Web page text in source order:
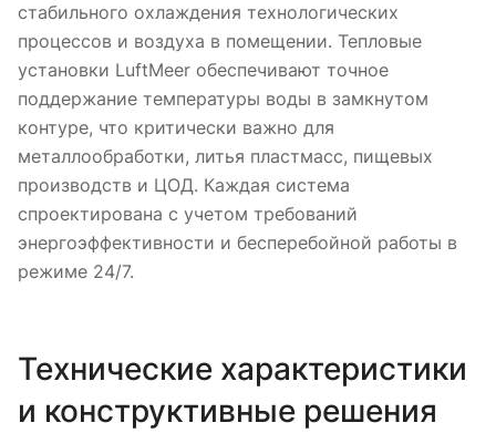
стабильного охлаждения технологических
процессов и воздуха в помещении. Тепловые
установки LuftMeer обеспечивают точное
поддержание температуры воды в замкнутом
контуре, что критически важно для
металлообработки, литья пластмасс, пищевых
производств и ЦОД. Каждая система
спроектирована с учетом требований
энергоэффективности и бесперебойной работы в
режиме 24/7.
Технические характеристики
и конструктивные решения